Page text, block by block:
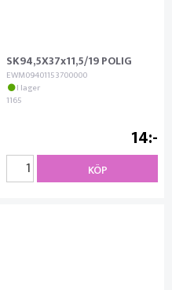
SK94,5X37x11,5/19 POLIG
EWM09401153700000
I lager
1165
14
KÖP